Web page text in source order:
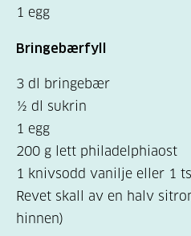
1 egg
Bringebærfyll
3 dl bringebær
½ dl sukrin
1 egg
200 g lett philadelphiaost
1 knivsodd vanilje eller 1
Revet skall av en halv
hinnen)